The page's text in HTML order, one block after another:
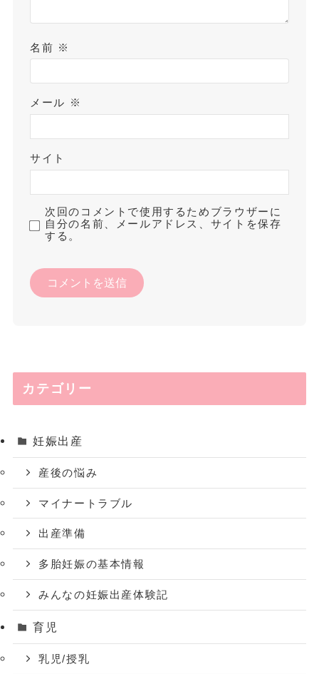
名前 ※
メール ※
サイト
次回のコメントで使用するためブラウザーに
自分の名前、メールアドレス、サイトを保存
する。
カテゴリー
妊娠出産
産後の悩み
マイナートラブル
出産準備
多胎妊娠の基本情報
みんなの妊娠出産体験記
育児
乳児/授乳